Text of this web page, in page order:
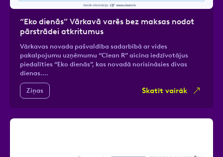
“Eko dienās” Vārkavā varēs bez maksas nodot
pārstrādei atkritumus
Vārkavas novada pašvaldība sadarbībā ar vides
pakalpojumu uzņēmumu “Clean R” aicina iedzīvotājus
piedalīties “Eko dienās”, kas novadā norisināsies divas
dienas.…
Ziņas Skatīt vairāk